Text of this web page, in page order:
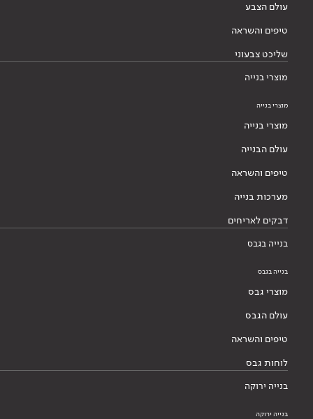
עולם הצבע
טיפים והשראה
שליכט צבעוני
מוצרי בנייה
מוצרי בנייה
מוצרי בנייה
עולם הבנייה
טיפים והשראה
מערכות בנייה
דבקים לאריחים
בנייה בגבס
בנייה בגבס
מוצרי גבס
עולם הגבס
טיפים והשראה
לוחות גבס
בנייה ירוקה
בנייה ירוקה